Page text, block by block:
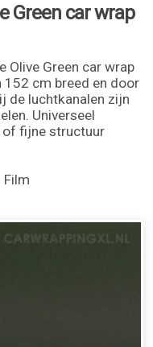
Green car wrap
Olive Green car wrap
cm breed en door
de luchtkanalen zijn
Universeel
of fijne structuur
Film